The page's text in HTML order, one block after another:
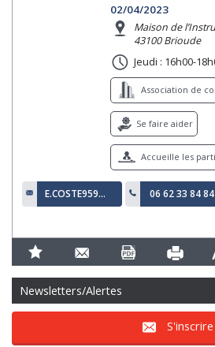
02/04/2023
Maison de
43100 Brioude
Jeudi : 16h00-
Association de
Se faire aider
Accueille les
E.COSTE959@LAPOSTE.NET 06 62 33 84 84
Newsletters/Alertes
S'inscrire